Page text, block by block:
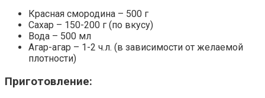
Красная смородина – 500 г
Сахар – 150-200 г (по вкусу)
Вода – 500 мл
Агар-агар – 1-2 ч.л. (в зависимости от желаемой
плотности)
Приготовление: